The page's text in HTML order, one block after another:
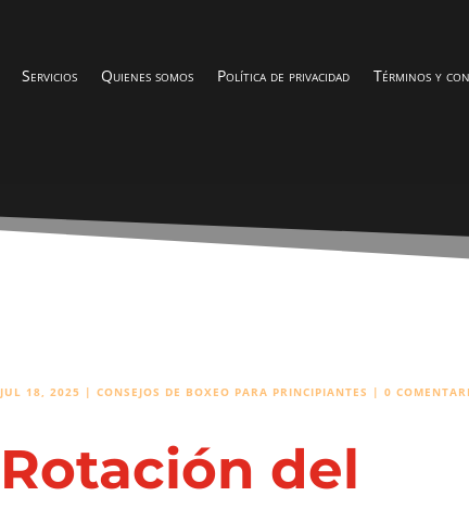
Servicios Quienes somos Política de privacidad Términos y
JUL 18, 2025 | CONSEJOS DE BOXEO PARA PRINCIPIANTES | 0
Rotación del